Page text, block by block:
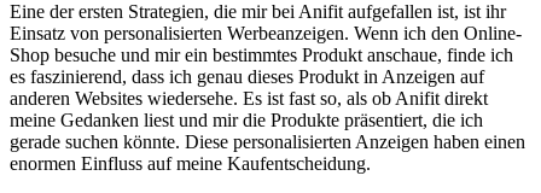
Eine der ersten Strategien, die mir bei Anifit aufgefallen ist, ist ihr
Einsatz von personalisierten Werbeanzeigen. Wenn ich ​den Online-
Shop besuche und mir ein bestimmtes Produkt anschaue, finde ich‍
es⁤ faszinierend, dass ich genau dieses⁤ Produkt in⁢ Anzeigen auf
anderen Websites wiedersehe. Es ist fast so,⁣ als ob Anifit direkt
meine Gedanken liest‍ und mir die Produkte präsentiert, die ich
gerade‍ suchen könnte. Diese⁤ personalisierten‌ Anzeigen‍ haben ​einen
enormen Einfluss auf meine ‌Kaufentscheidung.